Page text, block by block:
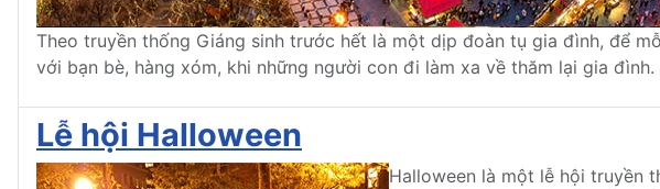
Theo truyền thống Giáng sinh trước hết là một dịp đoàn tụ gia đình, để
với bạn bè, hàng xóm, khi những người con đi làm xa về thăm lại gia đình.
Lễ hội Halloween
Halloween là một lễ hội truyền